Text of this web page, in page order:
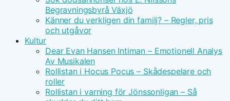
Begravningsbyrå Växjö
Känner du verkligen din familj? – Regler, pris
och utgåvor
Kultur
Dear Evan Hansen Intiman – Emotionell Analys
Av Musikalen
Rollistan i Hocus Pocus – Skådespelare och
roller
Rollistan i varning för Jönssonligan – Så